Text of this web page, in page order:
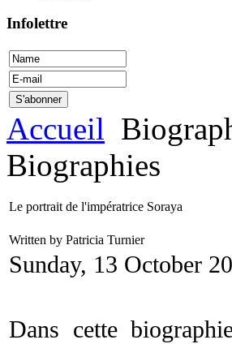
Infolettre
Accueil
Biographies
Le portrait de l'impératrice Soraya
Written by Patricia Turnier
Sunday, 13 October
Dans cette